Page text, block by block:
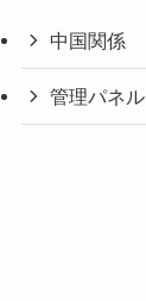
中国関係
管理パネル